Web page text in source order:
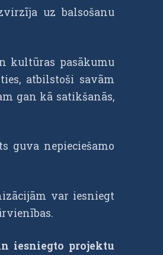
uz balsošanu
kultūras pasākumu
atbilstoši savām
gan kā satikšanās,
guva nepieciešamo
var iesniegt
iesniegto projektu